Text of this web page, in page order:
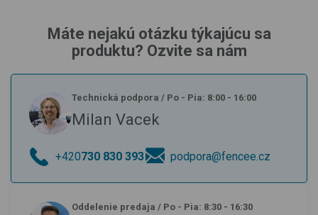
Máte nejakú otázku týkajúcu sa
produktu? Ozvite sa nám
Technická podpora / Po - Pia: 8:00 - 16:00
Milan Vacek
+420730 830 393 podpora@fencee.cz
Oddelenie predaja / Po - Pia: 8:30 - 16:30